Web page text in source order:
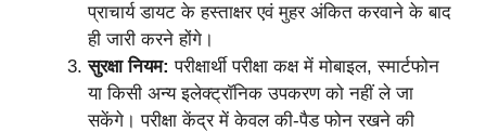
प्राचार्य डायट के हस्ताक्षर एवं मुहर अंकित करवाने के बाद
ही जारी करने होंगे।
सुरक्षा नियम: परीक्षार्थी परीक्षा कक्ष में मोबाइल, स्मार्टफोन
या किसी अन्य इलेक्ट्रॉनिक उपकरण को नहीं ले जा
सकेंगे। परीक्षा केंद्र में केवल की-पैड फोन रखने की